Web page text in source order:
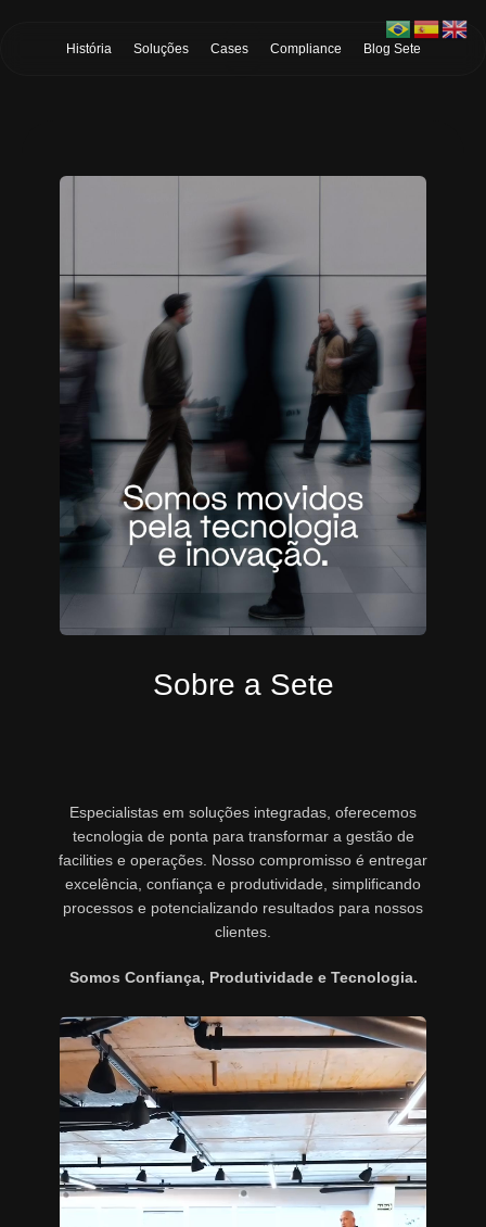
História Soluções Cases Compliance Blog Sete
Sobre a Sete
Especialistas em soluções integradas, oferecemos
tecnologia de ponta para transformar a gestão de
facilities e operações. Nosso compromisso é entregar
excelência, confiança e produtividade, simplificando
processos e potencializando resultados para nossos
clientes.
Somos Confiança, Produtividade e Tecnologia.